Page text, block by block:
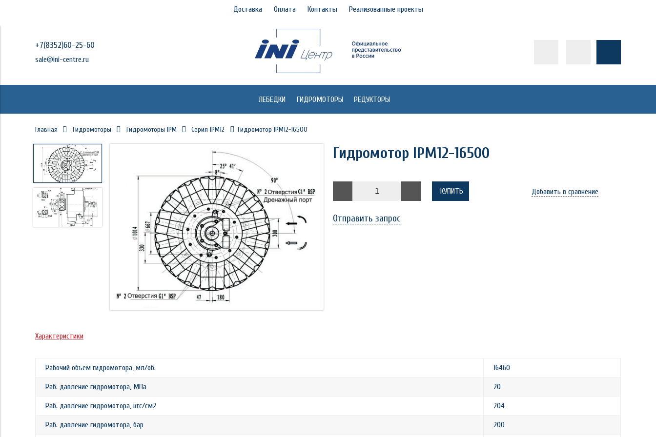
Доставка Оплата Контакты Реализованные проекты
+7(8352)60-25-60
sale@ini-centre.ru
ЛЕБЕДКИ ГИДРОМОТОРЫ РЕДУКТОРЫ
Главная Гидромоторы Гидромоторы IPM Серия IPM12 Гидромотор IPM12-16500
Гидромотор IPM12-16500
КУПИТЬ Добавить в сравнение
Отправить запрос
Характеристики
Рабочий объем гидромотора, мл/об. 16460
Раб. давление гидромотора, МПа 20
Раб. давление гидромотора, кгс/см2 204
Раб. давление гидромотора, бар 200